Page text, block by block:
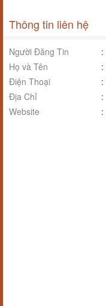
Thông tin liên hệ
Người Đăng Tin :
Họ và Tên
:
Điện Thoại
:
Địa Chỉ
:
Website
: